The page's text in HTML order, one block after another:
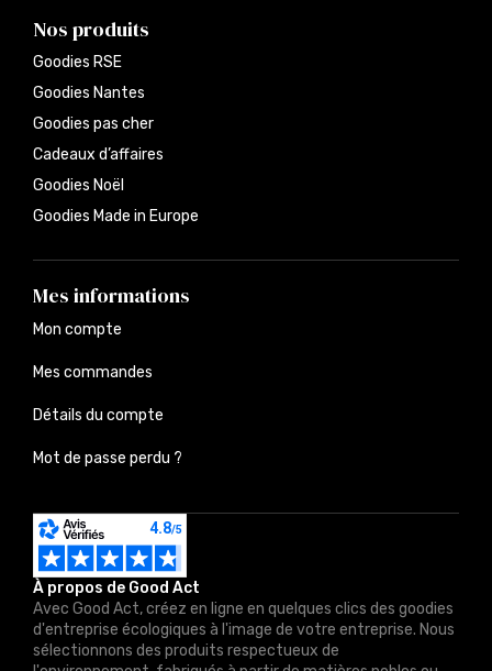
À propos de Good Act
Avec Good Act, créez en ligne en quelques clics des goodies
d'entreprise écologiques à l'image de votre entreprise. Nous
sélectionnons des produits respectueux de
Nos produits
Goodies RSE
Goodies Nantes
Goodies pas cher
Cadeaux d’affaires
Goodies Noël
Goodies Made in Europe
Mes informations
Mon compte
Mes commandes
Détails du compte
Mot de passe perdu ?